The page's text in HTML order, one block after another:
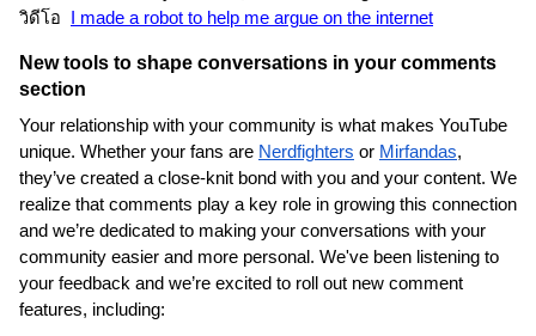
วิดีโอ
I made a robot to help me argue on the internet
New tools to shape conversations in your comments
section
Your relationship with your community is what makes YouTube
unique. Whether your fans are Nerdfighters or Mirfandas,
they’ve created a close-knit bond with you and your content. We
realize that comments play a key role in growing this connection
and we’re dedicated to making your conversations with your
community easier and more personal. We've been listening to
your feedback and we’re excited to roll out new comment
features, including: